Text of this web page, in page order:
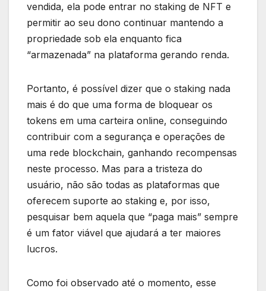
vendida, ela pode entrar no staking de NFT e
permitir ao seu dono continuar mantendo a
propriedade sob ela enquanto fica
“armazenada” na plataforma gerando renda.
Portanto, é possível dizer que o staking nada
mais é do que uma forma de bloquear os
tokens em uma carteira online, conseguindo
contribuir com a segurança e operações de
uma rede blockchain, ganhando recompensas
neste processo. Mas para a tristeza do
usuário, não são todas as plataformas que
oferecem suporte ao staking e, por isso,
pesquisar bem aquela que “paga mais” sempre
é um fator viável que ajudará a ter maiores
lucros.
Como foi observado até o momento, esse